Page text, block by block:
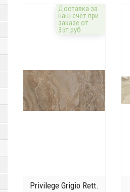
Доставка за
наш счёт при
заказе от
35т.руб
Privilege Grigio Rett.